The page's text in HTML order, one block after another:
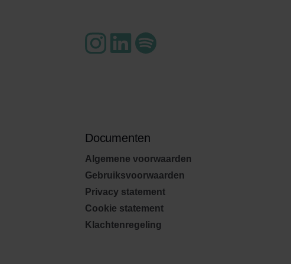
Documenten
Algemene voorwaarden
Gebruiksvoorwaarden
Privacy statement
Cookie statement
Klachtenregeling